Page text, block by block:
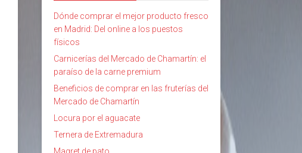
Dónde comprar el mejor producto fresco
en Madrid: Del online a los puestos
físicos
Carnicerías del Mercado de Chamartín: el
paraíso de la carne premium
Beneficios de comprar en las fruterías del
Mercado de Chamartín
Locura por el aguacate
Ternera de Extremadura